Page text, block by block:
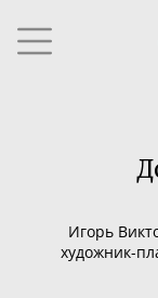
Игорь
художник-